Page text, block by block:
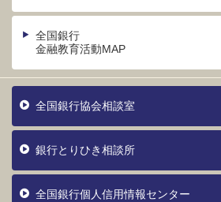
全国銀行
金融教育活動MAP
全国銀行協会相談室
銀行とりひき相談所
全国銀行個人信用情報センター